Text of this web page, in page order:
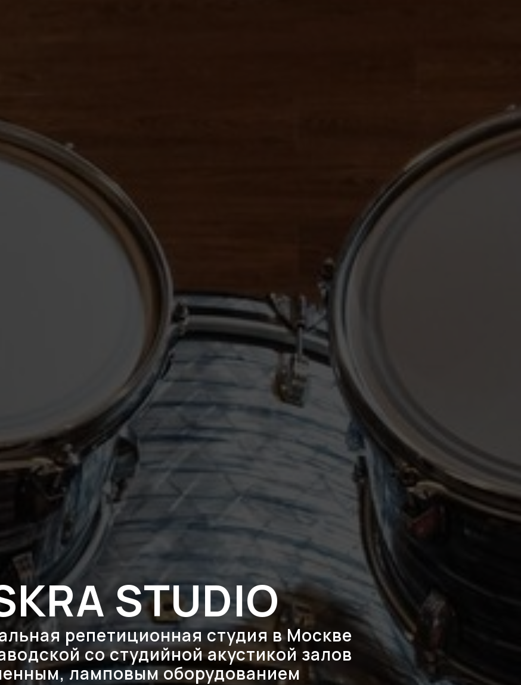
STUDIO
репетиционная студия в Москве
со студийной акустикой залов
ламповым оборудованием